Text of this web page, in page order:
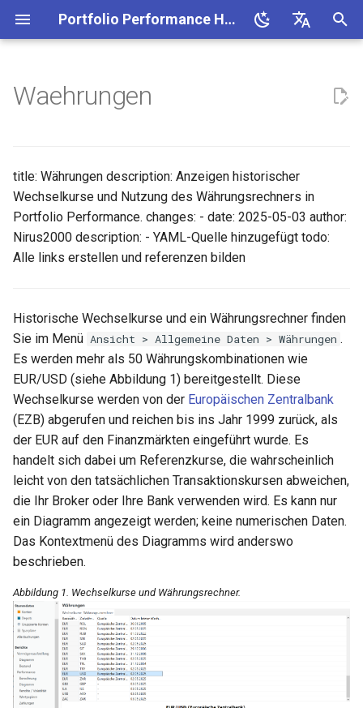
Portfolio Performance Handbuch
e
w
r
i
n
i
t
a
i
s
e
Installation
Wertpapiere anlegen
Bestände aufbauen
Wertpapier Kauf
Wertpapier Verkauf
Dividenden
Anleihen
Auswerten deines Portfolios
Portfolio Performance
Finanz Terminologie
Systemübersicht
Berichtszeitraum
Performance
Geldgewichtete Rendite
Historische Kurse
Übersicht
Importieren
Exportieren
Ansicht Stammdaten
Berichte
Transaktionsmenü
Umbuchung
Dividende
Zinsen & Zinsbelastung
Steuer & Gebühren
Nach Aktualisierungen
Fehlerprotokoll
Benutzeroberfläche
Kurse
Yahoo Finance
CSV File
Tabelle auf einer Webseite
Handhabung Wahldividende
Handhabung Spin-Off
Konten anlegen
Aktien Splitt
Kursdaten laden
Buchungen erfassen
Portfolio Auswerten
Gold Preise
GBX Daten importieren
Insolvenz
Morningstar
Beispiel Portfolio
Waehrungen
title: Währungen description: Anzeigen historischer
Wechselkurse und Nutzung des Währungsrechners in
Portfolio Performance. changes: - date: 2025-05-03 author:
Nirus2000 description: - YAML-Quelle hinzugefügt todo:
Alle links erstellen und referenzen bilden
Historische Wechselkurse und ein Währungsrechner finden
Sie im Menü Ansicht > Allgemeine Daten > Währungen .
Es werden mehr als 50 Währungskombinationen wie
EUR/USD (siehe Abbildung 1) bereitgestellt. Diese
Wechselkurse werden von der Europäischen Zentralbank
(EZB) abgerufen und reichen bis ins Jahr 1999 zurück, als
der EUR auf den Finanzmärkten eingeführt wurde. Es
handelt sich dabei um Referenzkurse, die wahrscheinlich
leicht von den tatsächlichen Transaktionskursen abweichen,
die Ihr Broker oder Ihre Bank verwenden wird. Es kann nur
ein Diagramm angezeigt werden; keine numerischen Daten.
Das Kontextmenü des Diagramms wird anderswo
beschrieben.
Abbildung 1. Wechselkurse und Währungsrechner.